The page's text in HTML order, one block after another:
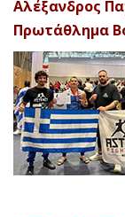
Αλέξανδρος
Πρωτάθλημα